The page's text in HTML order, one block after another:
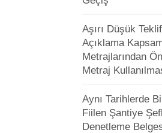
Aşırı Düşük
Açıklama
Metrajlarından
Metraj
Aynı Tarihlerde
Fiilen Şantiye
Denetleme